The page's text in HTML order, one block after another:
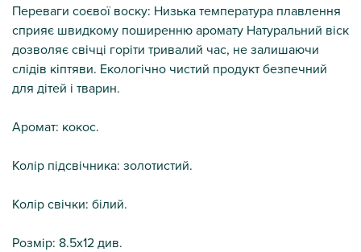
Переваги соєвої воску: Низька температура плавлення
сприяє швидкому поширенню аромату Натуральний віск
дозволяє свічці горіти тривалий час, не залишаючи
слідів кіптяви. Екологічно чистий продукт безпечний
для дітей і тварин.
Аромат: кокос.
Колір підсвічника: золотистий.
Колір свічки: білий.
Розмір: 8.5х12 див.